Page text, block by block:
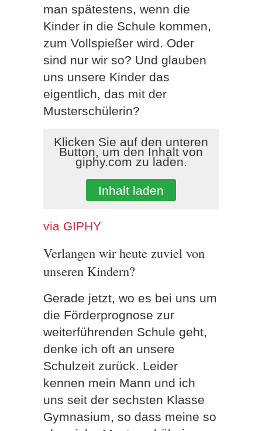
man spätestens, wenn die
Kinder in die Schule kommen,
zum Vollspießer wird. Oder
sind nur wir so? Und glauben
uns unsere Kinder das
eigentlich, das mit der
Musterschülerin?
Klicken Sie auf den unteren
Button, um den Inhalt von
giphy.com zu laden.
Inhalt laden
via GIPHY
Verlangen wir heute zuviel von
unseren Kindern?
Gerade jetzt, wo es bei uns um
die Förderprognose zur
weiterführenden Schule geht,
denke ich oft an unsere
Schulzeit zurück. Leider
kennen mein Mann und ich
uns seit der sechsten Klasse
Gymnasium, so dass meine so